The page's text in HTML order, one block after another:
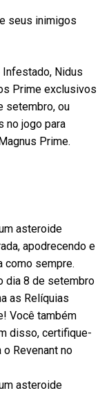
seus inimigos
Infestado, Nidus
Prime exclusivos
setembro, ou
no jogo para
Prime.
asteroide
apodrecendo e
como sempre.
dia 8 de setembro
as Relíquias
Você também
disso, certifique-
Revenant no
asteroide